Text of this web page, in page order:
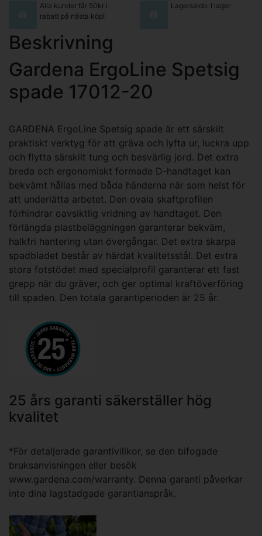
Alla kunder får 50kr i
rabatt på nästa köp!
Lagersaldo: I lager
Beskrivning
Gardena ErgoLine Spetsig
spade 17012-20
GARDENA ErgoLine Spetsig spade är ett särskilt
praktiskt verktyg för att gräva och lyfta ur, luckra upp
och flytta särskilt tung och besvärlig jord. Det extra
breda och ergonomiskt formade D-handtaget kan
bekvämt hållas med båda händerna när som helst för
att underlätta arbetet. Den ovala skaftprofilen
förhindrar oavsiktlig vridning av handtaget. Den
förlängda plastbeläggningen garanterar bekväm,
halkfri hantering utan övergångar. Det extra skarpa
spadbladet består av härdat kvalitetsstål. Det extra
stora fotstödet med specialprofil garanterar ett fast
grepp när du gräver, och ger optimal kraftöverföring
till spaden. Den totala garantiperioden är 25 år.
25 års garanti säkerställer hög
kvalitet
*För detaljerade garantivillkor, se den bifogade
bruksanvisningen eller besök
www.gardena.com/warranty. Denna garanti påverkar
inte dina lagstadgade garantianspråk.